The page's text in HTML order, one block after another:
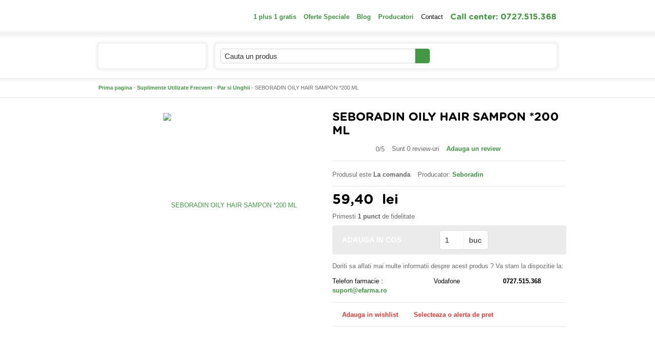
1 plus 1 gratis Oferte Speciale Blog Producatori Contact Call center: 0727.515.368
Prima pagina - Suplimente Utilizate Frecvent - Par si Unghii - SEBORADIN OILY HAIR SAMPON *200 ML
SEBORADIN OILY HAIR SAMPON *200
ML
0/5 Sunt 0 review-uri Adauga un review
Produsul este La comanda Producator: Seboradin
59,40 lei
Primesti 1 punct de fidelitate
buc
Doriti sa aflati mai multe informatii despre acest produs ? Va stam la dispozitie la:
Telefon farmacie : Vodafone
0727.515.368
suport@efarma.ro
Adauga in wishlist Selecteaza o alerta de pret